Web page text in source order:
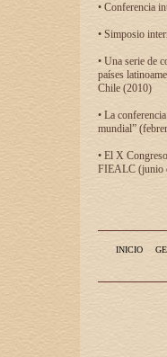
• Conferencia
• Simposio
• Una serie de
países
Chile (2010)
• La
mundial”
• El X
FIEALC (junio
INICIO